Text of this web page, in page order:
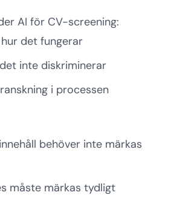
AI för CV-screening:
det fungerar
inte diskriminerar
i processen
behöver inte märkas
måste märkas tydligt